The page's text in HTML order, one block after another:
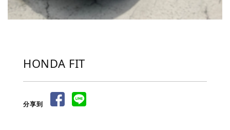
HONDA FIT
分享到